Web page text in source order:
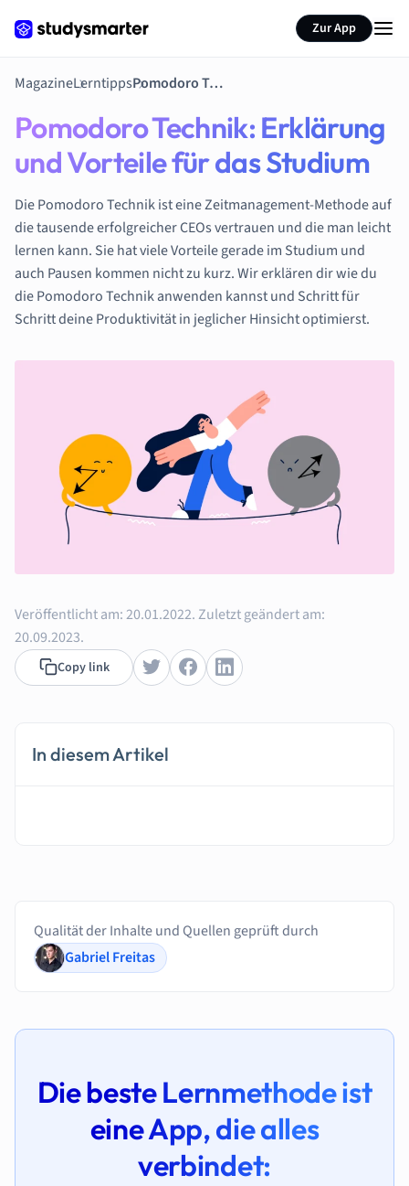
Zur App
MagazineLerntipps Pomodoro Technik: Erklärung und Vorteile für das Studium
Pomodoro Technik: Erklärung
und Vorteile für das Studium
Die Pomodoro Technik ist eine Zeitmanagement-Methode auf
die tausende erfolgreicher CEOs vertrauen und die man leicht
lernen kann. Sie hat viele Vorteile gerade im Studium und
auch Pausen kommen nicht zu kurz. Wir erklären dir wie du
die Pomodoro Technik anwenden kannst und Schritt für
Schritt deine Produktivität in jeglicher Hinsicht optimierst.
Veröffentlicht am:20.01.2022.Zuletzt geändert am:
20.09.2023.
Copy link
In diesem Artikel
Qualität der Inhalte und Quellen geprüft durch
Gabriel Freitas
Die beste Lernmethode ist
eine App, die alles
verbindet: